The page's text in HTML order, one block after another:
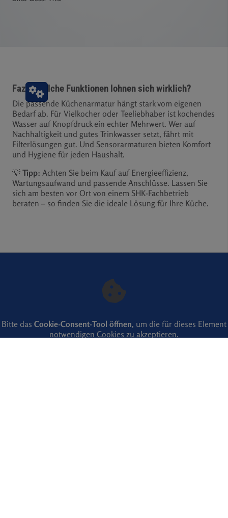
Fazit: Welche Funktionen lohnen sich wirklich?
Die passende Küchenarmatur hängt stark vom eigenen
Bedarf ab. Für Vielkocher oder Teeliebhaber ist kochendes
Wasser auf Knopfdruck ein echter Mehrwert. Wer auf
Nachhaltigkeit und gutes Trinkwasser setzt, fährt mit
Filterlösungen gut. Und Sensorarmaturen bieten Komfort
und Hygiene für jeden Haushalt.
💡 Tipp: Achten Sie beim Kauf auf Energieeffizienz,
Wartungsaufwand und passende Anschlüsse. Lassen Sie
sich am besten vor Ort von einem SHK-Fachbetrieb
beraten – so finden Sie die ideale Lösung für Ihre Küche.
Bitte das Cookie-Consent-Tool öffnen, um die für dieses Element
notwendigen Cookies zu akzeptieren.